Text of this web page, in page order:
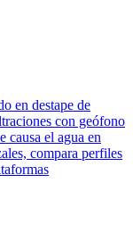
en destape de
con geófono
causa el agua en
compara perfiles